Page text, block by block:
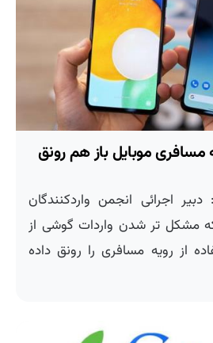
مسافری موبایل باز هم رونق
اجرائی انجمن واردکنندگان
مشکل تر شدن واردات گوشی از
از رویه مسافری را رونق داده